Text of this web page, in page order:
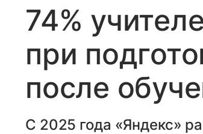
74%
при
после
С 2025 года «Яндекс»